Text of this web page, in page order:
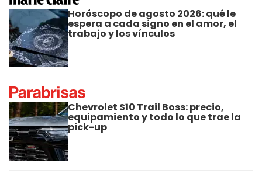
Horóscopo de agosto 2026: qué le
espera a cada signo en el amor, el
trabajo y los vínculos
Chevrolet S10 Trail Boss: precio,
equipamiento y todo lo que trae la
pick-up